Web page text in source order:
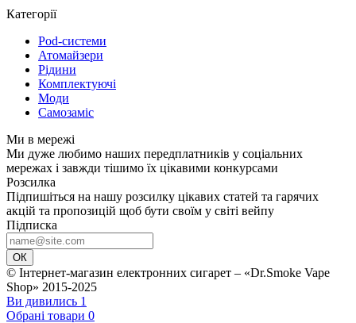
Категорії
Pod-системи
Атомайзери
Рідини
Комплектуючі
Моди
Самозаміс
Ми в мережі
Ми дуже любимо наших передплатників у соціальних
мережах і завжди тішимо їх цікавими конкурсами
Розсилка
Підпишіться на нашу розсилку цікавих статей та гарячих
акцій та пропозицій щоб бути своїм у світі вейпу
Підписка
ОК
© Інтернет-магазин електронних сигарет – «Dr.Smoke Vape
Shop» 2015-2025
Ви дивились 1
Обрані товари 0